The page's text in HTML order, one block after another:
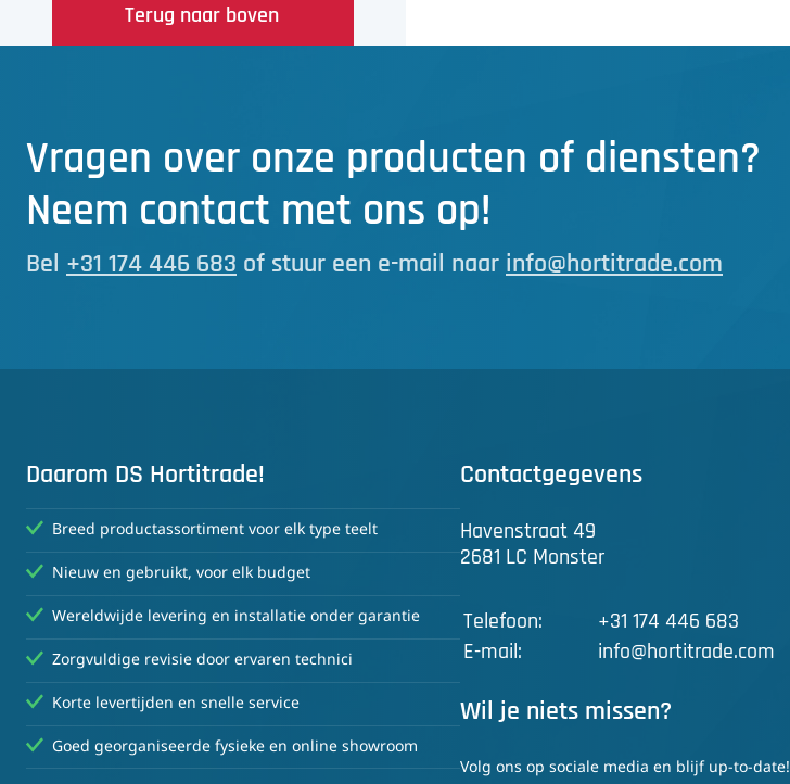
Terug naar boven
Vragen over onze producten of diensten?
Neem contact met ons op!
Bel +31 174 446 683 of stuur een e-mail naar info@hortitrade.com
Daarom DS Hortitrade!
Breed productassortiment voor elk type teelt
Nieuw en gebruikt, voor elk budget
Wereldwijde levering en installatie onder garantie
Zorgvuldige revisie door ervaren technici
Korte levertijden en snelle service
Goed georganiseerde fysieke en online showroom
Contactgegevens
Havenstraat 49
2681 LC Monster
Telefoon:
+31 174 446 683
E-mail:
info@hortitrade.com
Wil je niets missen?
Volg ons op sociale media en blijf up-to-date!